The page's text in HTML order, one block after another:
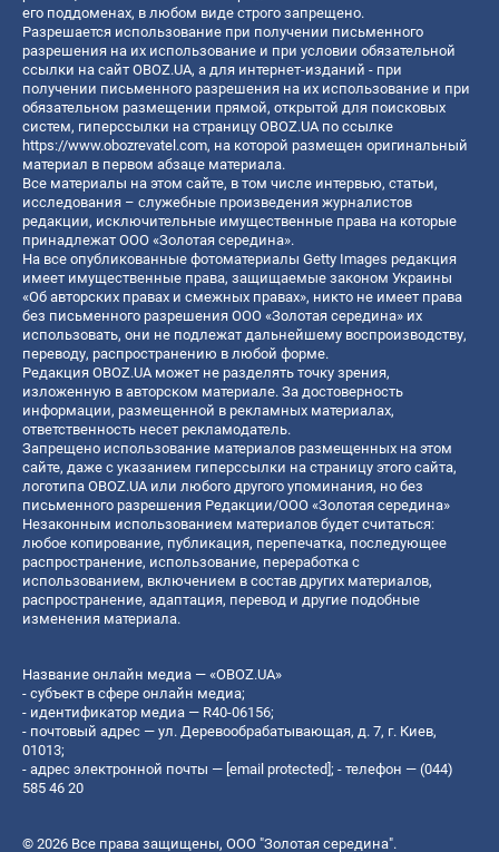
его поддоменах, в любом виде строго запрещено.
Разрешается использование при получении письменного
разрешения на их использование и при условии обязательной
ссылки на сайт OBOZ.UA, а для интернет-изданий - при
получении письменного разрешения на их использование и при
обязательном размещении прямой, открытой для поисковых
систем, гиперссылки на страницу OBOZ.UA по ссылке
https://www.obozrevatel.com, на которой размещен оригинальный
материал в первом абзаце материала.
Все материалы на этом сайте, в том числе интервью, статьи,
исследования – служебные произведения журналистов
редакции, исключительные имущественные права на которые
принадлежат ООО «Золотая середина».
На все опубликованные фотоматериалы Getty Images редакция
имеет имущественные права, защищаемые законом Украины
«Об авторских правах и смежных правах», никто не имеет права
без письменного разрешения ООО «Золотая середина» их
использовать, они не подлежат дальнейшему воспроизводству,
переводу, распространению в любой форме.
Редакция OBOZ.UA может не разделять точку зрения,
изложенную в авторском материале. За достоверность
информации, размещенной в рекламных материалах,
ответственность несет рекламодатель.
Запрещено использование материалов размещенных на этом
сайте, даже с указанием гиперссылки на страницу этого сайта,
логотипа OBOZ.UA или любого другого упоминания, но без
письменного разрешения Редакции/ООО «Золотая середина»
Незаконным использованием материалов будет считаться:
любое копирование, публикация, перепечатка, последующее
распространение, использование, переработка с
использованием, включением в состав других материалов,
распространение, адаптация, перевод и другие подобные
изменения материала.
Название онлайн медиа — «OBOZ.UA»
- субъект в сфере онлайн медиа;
- идентификатор медиа — R40-06156;
- почтовый адрес — ул. Деревообрабатывающая, д. 7, г. Киев,
01013;
- адрес электронной почты — [email protected]; - телефон — (044)
585 46 20
© 2026 Все права защищены, ООО "Золотая середина".